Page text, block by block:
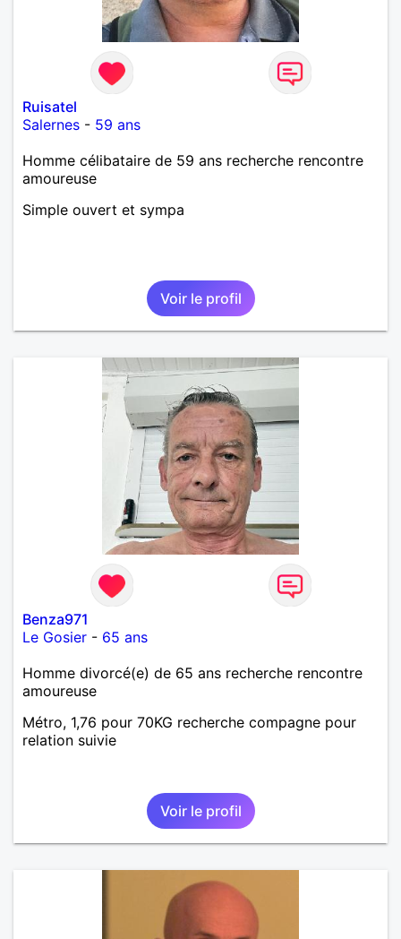
Ruisatel
Salernes - 59 ans
Homme célibataire de 59 ans recherche rencontre
amoureuse
Simple ouvert et sympa
Voir le profil
Benza971
Le Gosier - 65 ans
Homme divorcé(e) de 65 ans recherche rencontre
amoureuse
Métro, 1,76 pour 70KG recherche compagne pour
relation suivie
Voir le profil